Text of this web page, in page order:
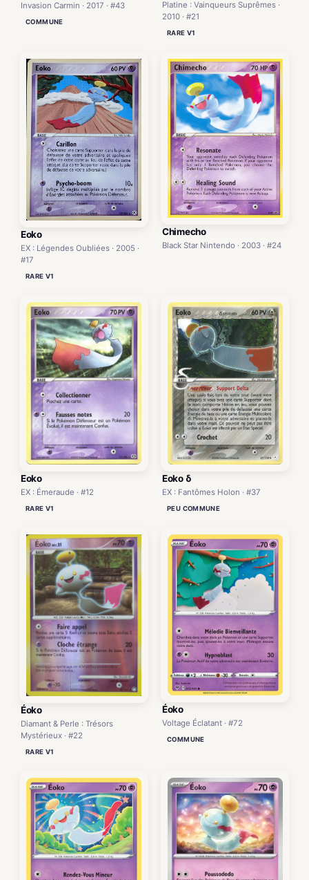
Invasion Carmin · 2017 · #43
COMMUNE
Platine : Vainqueurs Suprêmes ·
2010 · #21
RARE V1
Eoko
EX : Légendes Oubliées · 2005 ·
#17
RARE V1
Chimecho
Black Star Nintendo · 2003 · #24
Eoko
EX : Émeraude · #12
RARE V1
Eoko δ
EX : Fantômes Holon · #37
PEU COMMUNE
Éoko
Diamant & Perle : Trésors
Mystérieux · #22
RARE V1
Éoko
Voltage Éclatant · #72
COMMUNE